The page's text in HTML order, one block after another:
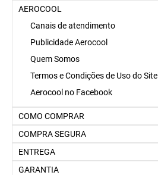
AEROCOOL
Canais de atendimento
Publicidade Aerocool
Quem Somos
Termos e Condições de Uso do Site
Aerocool no Facebook
COMO COMPRAR
COMPRA SEGURA
ENTREGA
GARANTIA